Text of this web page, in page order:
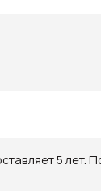
5 лет.